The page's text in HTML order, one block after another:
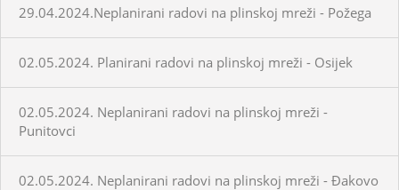
29.04.2024.Neplanirani radovi na plinskoj mreži - Požega
02.05.2024. Planirani radovi na plinskoj mreži - Osijek
02.05.2024. Neplanirani radovi na plinskoj mreži -
Punitovci
02.05.2024. Neplanirani radovi na plinskoj mreži - Đakovo